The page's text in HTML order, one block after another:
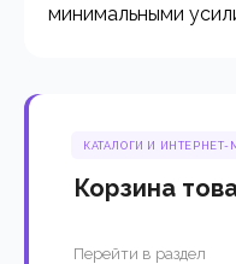
минимальными
КАТАЛОГИ И ИНТЕРНЕТ-
Корзина
Перейти в раздел